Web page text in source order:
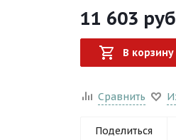
11 603
В корзину
Сравнить
Поделиться